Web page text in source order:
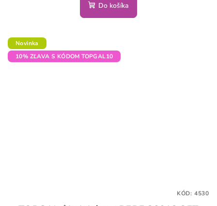
Do košíka
Novinka
10% ZĽAVA S KÓDOM TOPGAL10
KÓD: 4530